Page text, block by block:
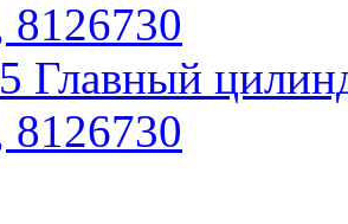
Главный
8126730